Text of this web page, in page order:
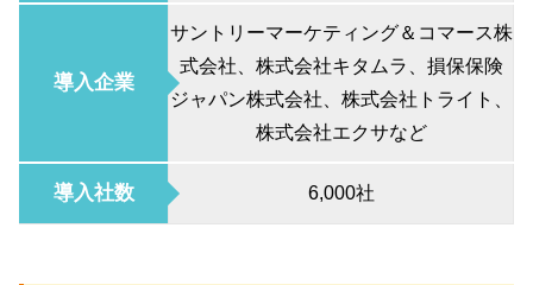
導入企業
サントリーマーケティング＆コマース株
式会社、株式会社キタムラ、損保保険
ジャパン株式会社、株式会社トライト、
株式会社エクサなど
導入社数 6,000社